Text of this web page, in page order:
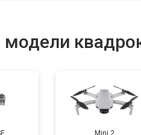
модуля
модели
Mini 2